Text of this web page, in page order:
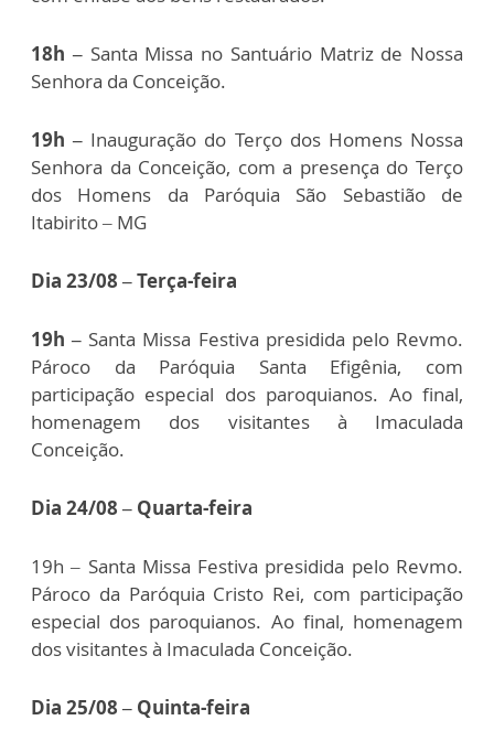
18h –Santa Missa no Santuário Matriz de Nossa
Senhora da Conceição.
19h – Inauguração do Terço dos Homens Nossa
Senhora da Conceição, com a presença do Terço
dos Homens da Paróquia São Sebastião de
Itabirito – MG
Dia 23/08 – Terça-feira
19h – Santa Missa Festiva presidida pelo Revmo.
Pároco da Paróquia Santa Efigênia, com
participação especial dos paroquianos. Ao final,
homenagem dos visitantes à Imaculada
Conceição.
Dia 24/08 – Quarta-feira
19h – Santa Missa Festiva presidida pelo Revmo.
Pároco da Paróquia Cristo Rei, com participação
especial dos paroquianos. Ao final, homenagem
dos visitantes à Imaculada Conceição.
Dia 25/08 – Quinta-feira